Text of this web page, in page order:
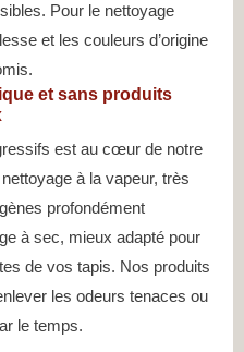
Pour le nettoyage
et les couleurs d’origine
et sans produits
est au cœur de notre
à la vapeur, très
profondément
à sec, mieux adapté pour
de vos tapis. Nos produits
les odeurs tenaces ou
le temps.